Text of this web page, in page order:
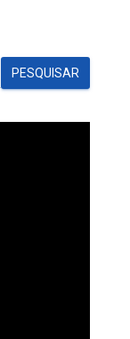
PESQUISAR